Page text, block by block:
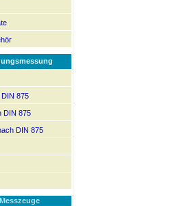
875
DIN 875
DIN 875